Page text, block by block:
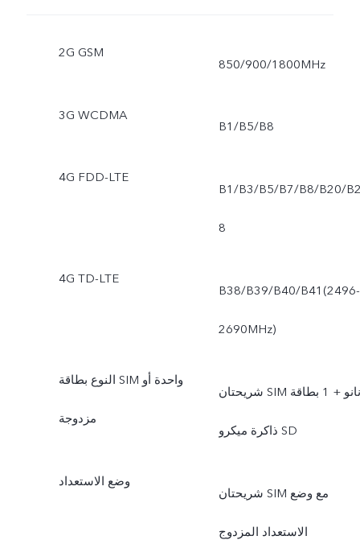
2G GSM
850/900/1800MHz
3G WCDMA
B1/B5/B8
4G FDD-LTE
B1/B3/B5/B7/B8/B20/
8
4G TD-LTE
B38/B39/B40/B41(2496-
2690MHz)
النوع بطاقة SIM واحدة أو
مزدوجة
شريحتان SIM نانو + 1 بطاقة
ذاكرة ميكرو SD
وضع الاستعداد
شريحتان SIM مع وضع
الاستعداد المزدوج